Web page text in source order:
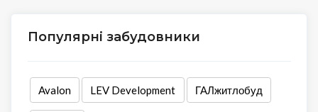
Популярні забудовники
Avalon LEV Development ГАЛжитлобуд